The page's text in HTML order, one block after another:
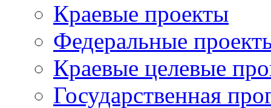
Краевые проекты
Федеральные
Краевые целевые
Государственная